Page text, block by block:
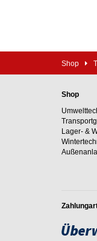
Shop
Shop
Lager- &